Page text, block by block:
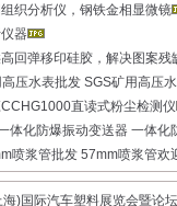
织分析仪，钢铁金相显微镜
器
回弹移印硅胶，解决图案残
压水表批发 SGS矿用高压
直读式粉尘检测仪
体化防爆振动变送器 一体化
喷浆管批发 57mm喷浆管欢
)国际汽车塑料展览会暨论坛